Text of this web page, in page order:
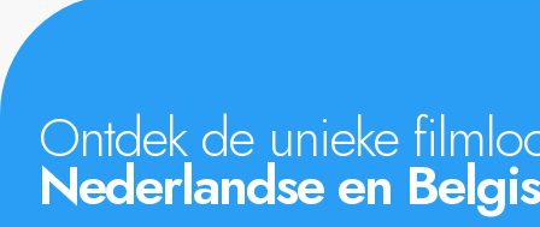
Ontdek de unieke
Nederlandse en